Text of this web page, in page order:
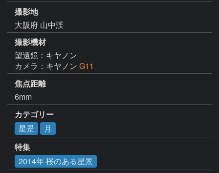
撮影地
大阪府 山中渓
撮影機材
望遠鏡：キヤノン
カメラ：キヤノン G11
焦点距離
6mm
カテゴリー
星景
月
特集
2014年 桜のある星景